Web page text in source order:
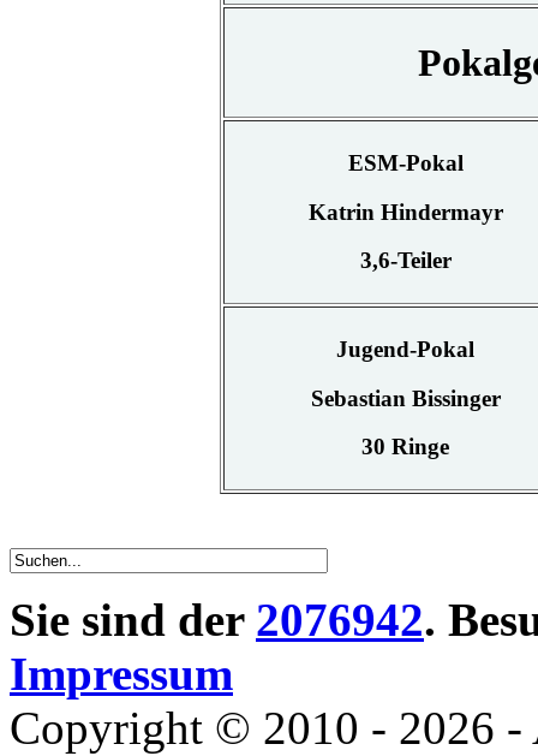
ESM-Pokal
Katrin Hindermayr
3,6-Teiler
Jugend-Pokal
Sebastian Bissinger
30 Ringe
Sie sind der 2076942.
Impressum
Copyright © 2010 - 2026 -